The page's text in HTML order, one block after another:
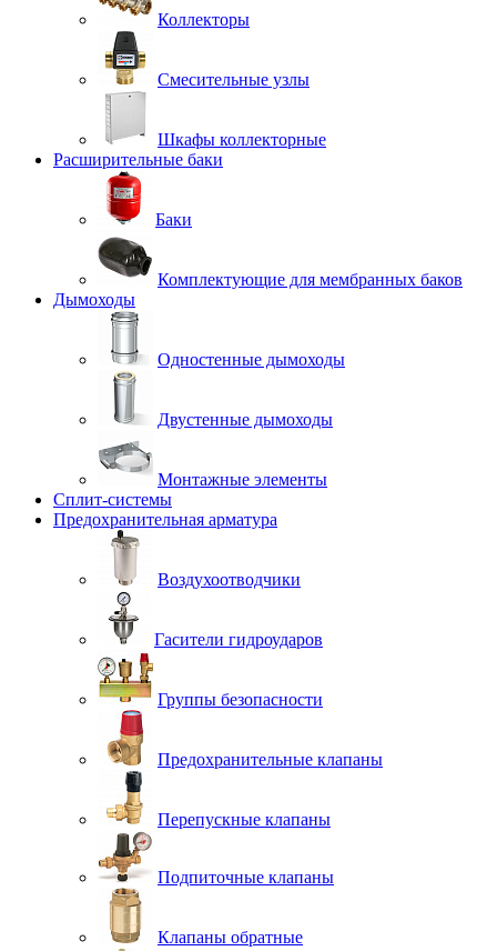
Коллекторы
Смесительные узлы
Шкафы коллекторные
Расширительные баки
Баки
Комплектующие для мембранных баков
Дымоходы
Одностенные дымоходы
Двустенные дымоходы
Монтажные элементы
Сплит-системы
Предохранительная арматура
Воздухоотводчики
Гасители гидроударов
Группы безопасности
Предохранительные клапаны
Перепускные клапаны
Подпиточные клапаны
Клапаны обратные